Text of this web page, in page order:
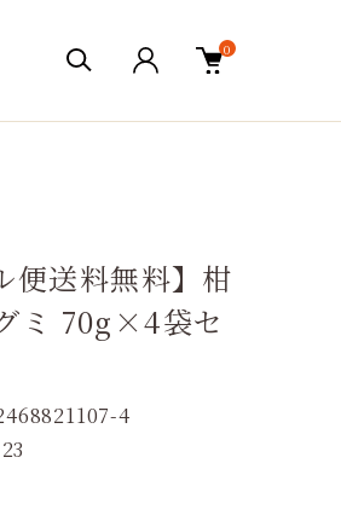
0
便送料無料】柑
ミ 70g×4袋セ
4